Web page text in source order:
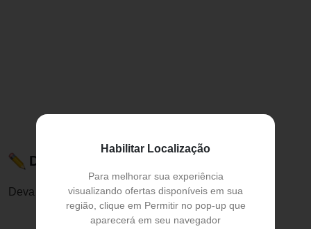
Habilitar Localização
Para melhorar sua experiência
visualizando ofertas disponíveis em sua
região, clique em Permitir no pop-up que
aparecerá em seu navegador
Descrição do Produto
Deva Curl Wave Maker - Ativador de Cachos 150ml